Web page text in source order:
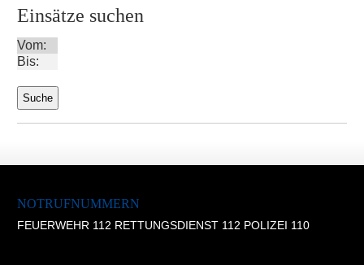
Einsätze suchen
Vom:
Bis:
NOTRUFNUMMERN
FEUERWEHR 112 RETTUNGSDIENST 112 POLIZEI 110